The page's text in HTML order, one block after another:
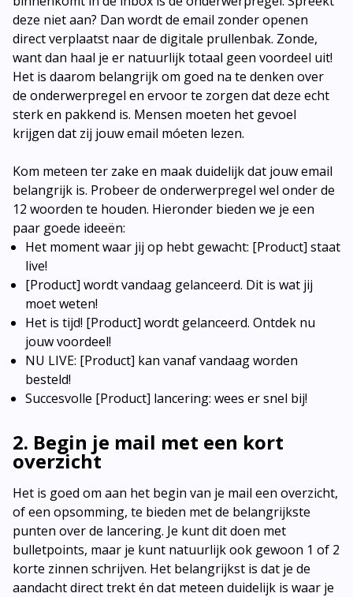
deze niet aan? Dan wordt de email zonder openen
direct verplaatst naar de digitale prullenbak. Zonde,
want dan haal je er natuurlijk totaal geen voordeel uit!
Het is daarom belangrijk om goed na te denken over
de onderwerpregel en ervoor te zorgen dat deze echt
sterk en pakkend is. Mensen moeten het gevoel
krijgen dat zij jouw email móeten lezen.
Kom meteen ter zake en maak duidelijk dat jouw email
belangrijk is. Probeer de onderwerpregel wel onder de
12 woorden te houden. Hieronder bieden we je een
paar goede ideeën:
Het moment waar jij op hebt gewacht: [Product] staat
live!
[Product] wordt vandaag gelanceerd. Dit is wat jij
moet weten!
Het is tijd! [Product] wordt gelanceerd. Ontdek nu
jouw voordeel!
NU LIVE: [Product] kan vanaf vandaag worden
besteld!
Succesvolle [Product] lancering: wees er snel bij!
2. Begin je mail met een kort
overzicht
Het is goed om aan het begin van je mail een overzicht,
of een opsomming, te bieden met de belangrijkste
punten over de lancering. Je kunt dit doen met
bulletpoints, maar je kunt natuurlijk ook gewoon 1 of 2
korte zinnen schrijven. Het belangrijkst is dat je de
aandacht direct trekt én dat meteen duidelijk is waar je